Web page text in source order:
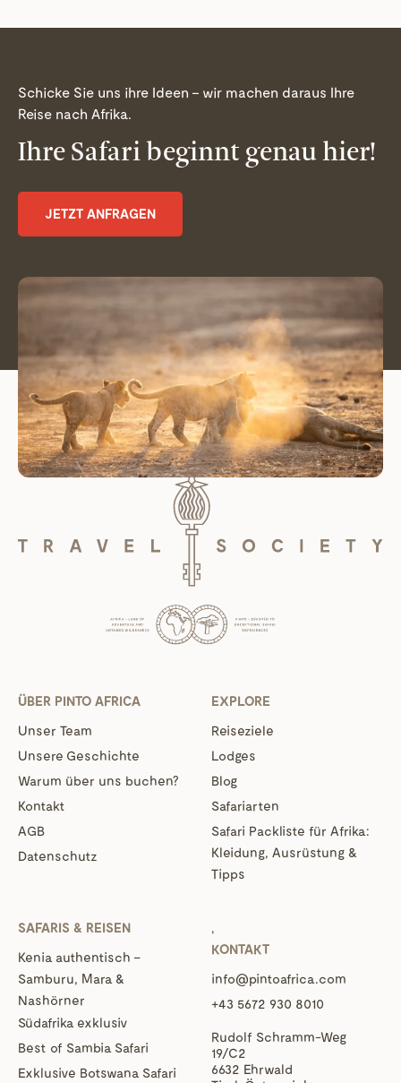
Schicke Sie uns ihre Ideen – wir machen daraus Ihre
Reise nach Afrika.
Ihre Safari beginnt genau hier!
JETZT ANFRAGEN
ÜBER PINTO AFRICA
Unser Team
Unsere Geschichte
Warum über uns buchen?
Kontakt
AGB
Datenschutz
EXPLORE
Reiseziele
Lodges
Blog
Safariarten
Safari Packliste für Afrika:
Kleidung, Ausrüstung &
Tipps
SAFARIS & REISEN
Kenia authentisch –
Samburu, Mara &
Nashörner
Südafrika exklusiv
Best of Sambia Safari
Exklusive Botswana Safari
‚
KONTAKT
info@pintoafrica.com
+43 5672 930 8010
Rudolf Schramm-Weg
19/C2
6632 Ehrwald